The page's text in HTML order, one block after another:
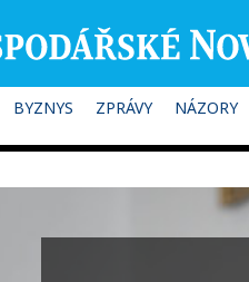
HOME
BYZNYS ZPRÁVY NÁZORY